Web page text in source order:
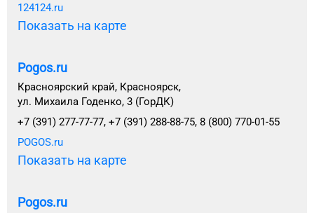
124124.ru
Показать на карте
Pogos.ru
Красноярский край, Красноярск,
ул. Михаила Годенко, 3 (ГорДК)
+7 (391) 277-77-77, +7 (391) 288-88-75, 8 (800) 770-01-55
POGOS.ru
Показать на карте
Pogos.ru